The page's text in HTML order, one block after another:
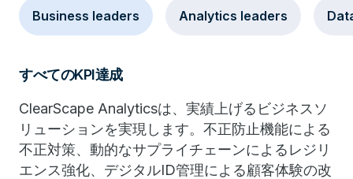
Business leaders Analytics leaders
すべてのKPI達成
ClearScape Analyticsは、実績上げるビジネスソ
リューションを実現します。不正防止機能による
不正対策、動的なサプライチェーンによるレジリ
エンス強化、デジタルID管理による顧客体験の改